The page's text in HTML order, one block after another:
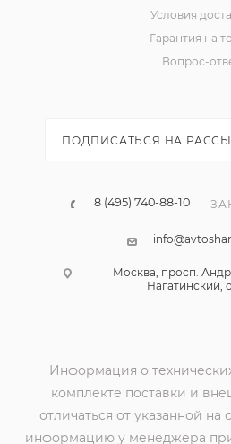
Условия
Гарантия на
Вопрос-
ПОДПИСАТЬСЯ НА
8 (495) 740-88-10
Москва, просп.
Нагатинский,
Информация о
комплекте поставки и
отличаться от указанной на
информацию у менеджера